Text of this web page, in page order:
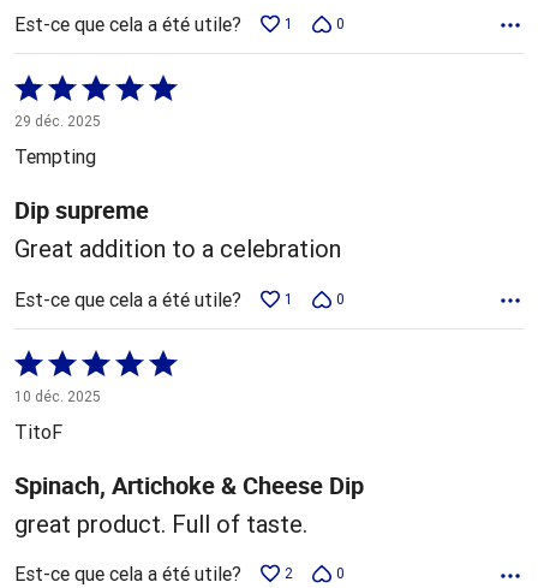
Est-ce que cela a été utile? 1 0
Coté
5 sur
5
29 déc. 2025
Tempting
Dip supreme
Great addition to a celebration
Est-ce que cela a été utile? 1 0
Coté
5 sur
5
10 déc. 2025
TitoF
Spinach, Artichoke & Cheese Dip
great product. Full of taste.
Est-ce que cela a été utile? 2 0